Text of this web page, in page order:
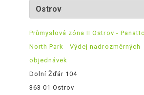
Průmyslová zóna II Ostrov -
North Park - Výdej nadrozměrných
objednávek
Dolní Žďár 104
363 01 Ostrov